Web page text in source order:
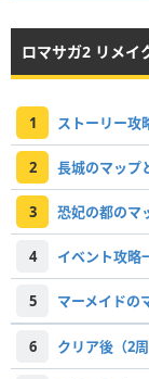
ロマサガ2 リメイ
1 ストーリー攻
2 長城のマップ
3 恐妃の都のマ
4 イベント攻略
5 マーメイドの
6 クリア後（2